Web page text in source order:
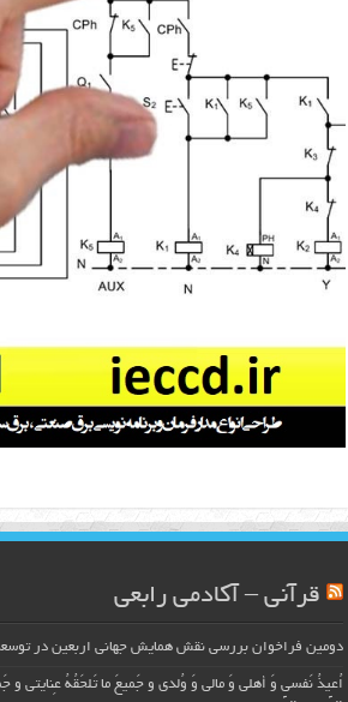
قرآنی – آکادمی رابعی
دومین فراخوان بررسی نقش همایش جهانی اربعین در
اُعیذُ نَفسی وَ أهلی وَ مالی وَ وُلدی و جَمیعَ ما تَلحَقُهُ عِنایتی و